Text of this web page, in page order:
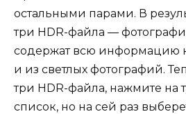
остальными парами. В
три HDR-файла —
содержат всю информацию
и из светлых фотографий.
три HDR-файла, нажмите на
список, но на сей раз